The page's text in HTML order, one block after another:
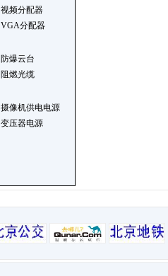
视频分配器
VGA分配器
防爆云台
阻燃光缆
摄像机供电电源
变压器电源